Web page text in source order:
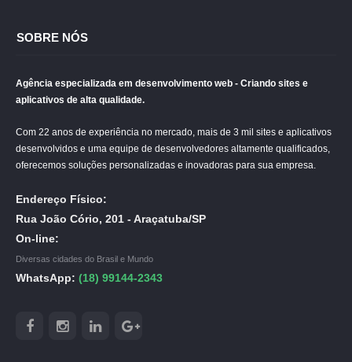
SOBRE NÓS
Agência especializada em desenvolvimento web - Criando sites e
aplicativos de alta qualidade.
Com 22 anos de experiência no mercado, mais de 3 mil sites e aplicativos
desenvolvidos e uma equipe de desenvolvedores altamente qualificados,
oferecemos soluções personalizadas e inovadoras para sua empresa.
Endereço Físico:
Rua João Cório, 201 - Araçatuba/SP
On-line:
Diversas cidades do Brasil e Mundo
WhatsApp: (18) 99144-2343